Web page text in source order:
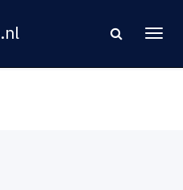
.nl